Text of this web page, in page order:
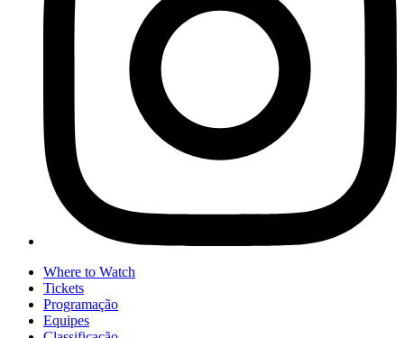
Where to Watch
Tickets
Programação
Equipes